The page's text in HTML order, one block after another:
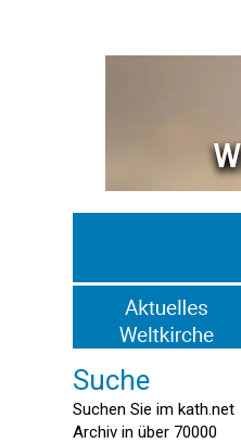
Suche
Suchen Sie im kath.net
Archiv in über 70000